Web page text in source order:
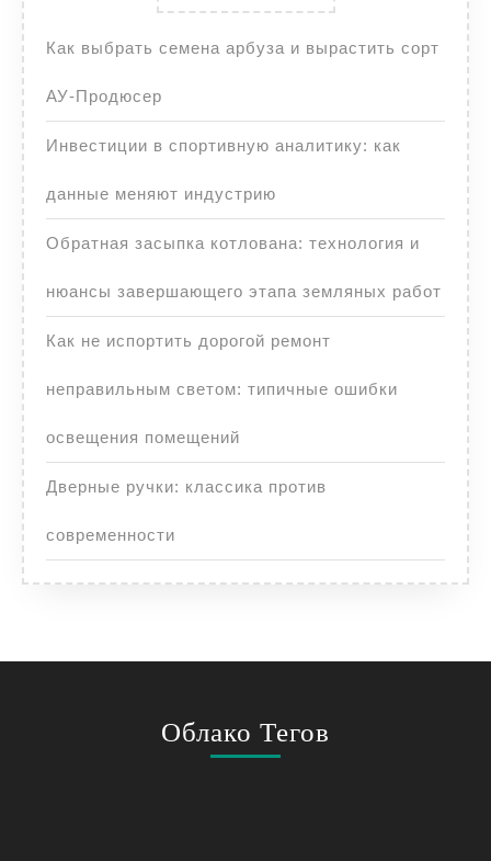
Как выбрать семена арбуза и вырастить сорт
АУ-Продюсер
Инвестиции в спортивную аналитику: как
данные меняют индустрию
Обратная засыпка котлована: технология и
нюансы завершающего этапа земляных работ
Как не испортить дорогой ремонт
неправильным светом: типичные ошибки
освещения помещений
Дверные ручки: классика против
современности
Облако Тегов